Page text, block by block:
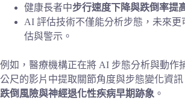
健康長者中步行速度下降與跌倒率提
AI 評估技術不僅能分析步態，未來更
估與警示。
例如，醫療機構正在將 AI 步態分析與動作
公尺的影片中提取關節角度與步態變化資
跌倒風險與神經退化性疾病早期跡象 。